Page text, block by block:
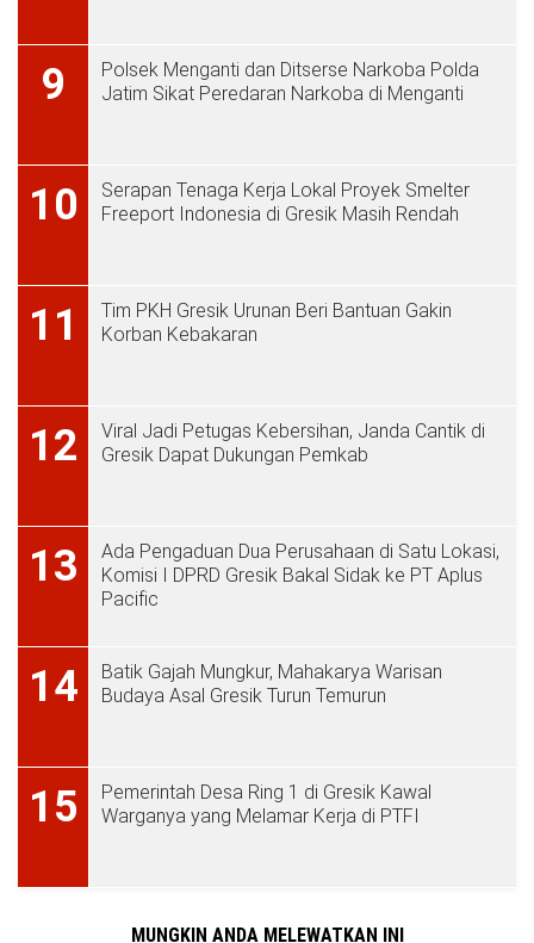
9
Polsek Menganti dan Ditserse Narkoba Polda
Jatim Sikat Peredaran Narkoba di Menganti
10
Serapan Tenaga Kerja Lokal Proyek Smelter
Freeport Indonesia di Gresik Masih Rendah
11
Tim PKH Gresik Urunan Beri Bantuan Gakin
Korban Kebakaran
12
Viral Jadi Petugas Kebersihan, Janda Cantik di
Gresik Dapat Dukungan Pemkab
13
Ada Pengaduan Dua Perusahaan di Satu Lokasi,
Komisi I DPRD Gresik Bakal Sidak ke PT Aplus
Pacific
14
Batik Gajah Mungkur, Mahakarya Warisan
Budaya Asal Gresik Turun Temurun
15
Pemerintah Desa Ring 1 di Gresik Kawal
Warganya yang Melamar Kerja di PTFI
MUNGKIN ANDA MELEWATKAN INI